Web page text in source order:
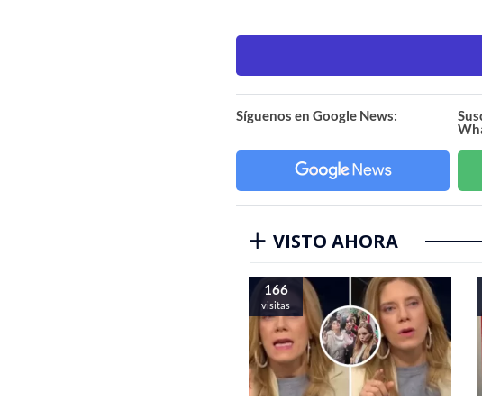
Síguenos en Google News:
VISTO AHORA
166
visitas